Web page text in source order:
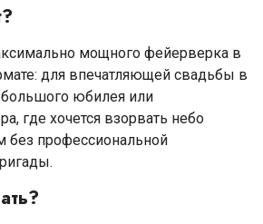
мощного фейерверка в
для впечатляющей свадьбы в
юбилея или
где хочется взорвать небо
профессиональной